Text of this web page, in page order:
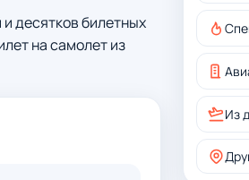
десятков билетных
на самолет из
Из